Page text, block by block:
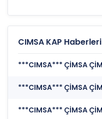
CIMSA KAP Haberleri